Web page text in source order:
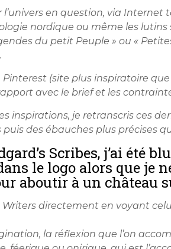
l’univers en question, via
nordique ou même les lutins
du petit Peuple » ou «
Pinterest (site plus inspiratoire
avec le brief et les
inspirations, je retranscris ces
des ébauches plus précises
Scribes, j’ai été
le logo alors que je
aboutir à un château
directement en voyant
la réflexion que l’on